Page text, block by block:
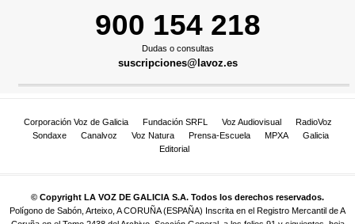
900 154 218
Dudas o consultas
suscripciones@lavoz.es
Corporación Voz de Galicia Fundación SRFL Voz Audiovisual
RadioVoz
Sondaxe
Canalvoz Voz Natura Prensa-Escuela MPXA
Galicia
Editorial
© Copyright LA VOZ DE GALICIA S.A. Todos los derechos reservados.
Polígono de Sabón, Arteixo, A CORUÑA (ESPAÑA) Inscrita en el Registro Mercantil de A